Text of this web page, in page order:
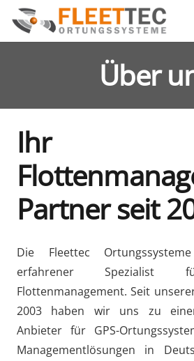
Über
Ihr
Partner seit
Die Fleettec
erfahrener Spezialist
Flottenmanagement. Seit
2003 haben wir uns zu
Anbieter für GPS-
Managementlösungen in